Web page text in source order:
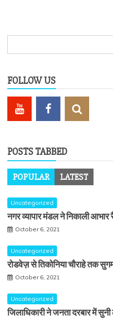
FOLLOW US
POSTS TABBED
POPULAR LATEST
Uncategorized
नगर व्यापार मंडल ने निकाली आभार
October 6, 2021
Uncategorized
रोडवेज़ से तिकोनिया चौराहे तक
October 6, 2021
Uncategorized
जिलाधिकारी ने जनता दरबार में